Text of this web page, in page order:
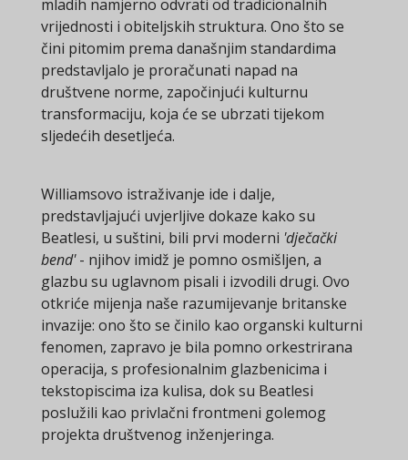
mladih namjerno odvrati od tradicionalnih
vrijednosti i obiteljskih struktura. Ono što se
čini pitomim prema današnjim standardima
predstavljalo je proračunati napad na
društvene norme, započinjući kulturnu
transformaciju, koja će se ubrzati tijekom
sljedećih desetljeća.
Williamsovo istraživanje ide i dalje,
predstavljajući uvjerljive dokaze kako su
Beatlesi, u suštini, bili prvi moderni 'dječački
bend'- njihov imidž je pomno osmišljen, a
glazbu su uglavnom pisali i izvodili drugi. Ovo
otkriće mijenja naše razumijevanje britanske
invazije: ono što se činilo kao organski kulturni
fenomen, zapravo je bila pomno orkestrirana
operacija, s profesionalnim glazbenicima i
tekstopiscima iza kulisa, dok su Beatlesi
poslužili kao privlačni frontmeni golemog
projekta društvenog inženjeringa.